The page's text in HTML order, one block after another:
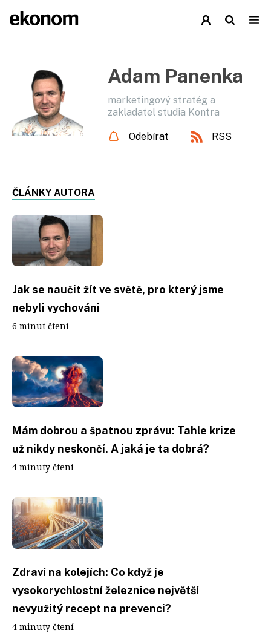
Adam Panenka
marketingový stratég a
zakladatel studia Kontra
Odebírat RSS
ČLÁNKY AUTORA
Jak se naučit žít ve světě, pro který jsme
nebyli vychováni
6 minut čtení
Mám dobrou a špatnou zprávu: Tahle krize
už nikdy neskončí. A jaká je ta dobrá?
4 minuty čtení
Zdraví na kolejích: Co když je
vysokorychlostní železnice největší
nevyužitý recept na prevenci?
4 minuty čtení